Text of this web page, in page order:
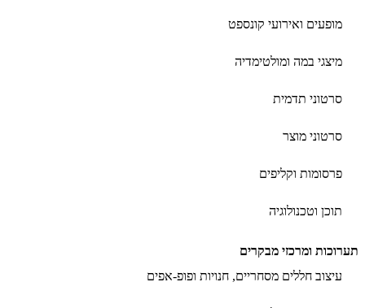
מופעים ואירועי קונספט
מיצגי במה ומולטימדיה
סרטוני תדמית
סרטוני מוצר
פרסומות וקליפים
תוכן וטכנולוגיה
תערוכות ומרכזי מבקרים
עיצוב חללים מסחריים, חנויות ופופ-אפים